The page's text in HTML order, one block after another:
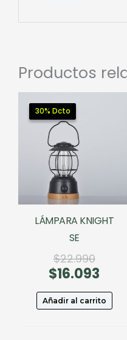
Productos
30% Dcto
30% Dcto
LÁMPARA KNIGHT
SE
$22.990El
precio
era:
$16.093
es:
Añadir al carrito